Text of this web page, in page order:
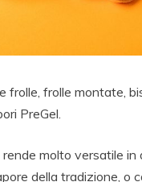
frolle, frolle montate,
PreGel.
molto versatile
della tradizione, o